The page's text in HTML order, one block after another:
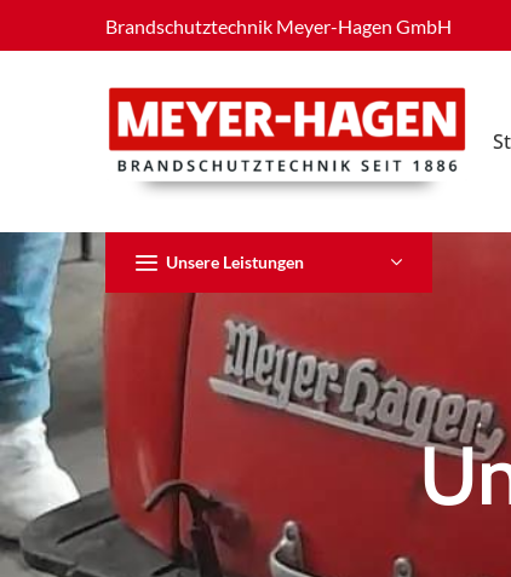
Brandschutztechnik Meyer-Hagen GmbH
Unsere Leistungen